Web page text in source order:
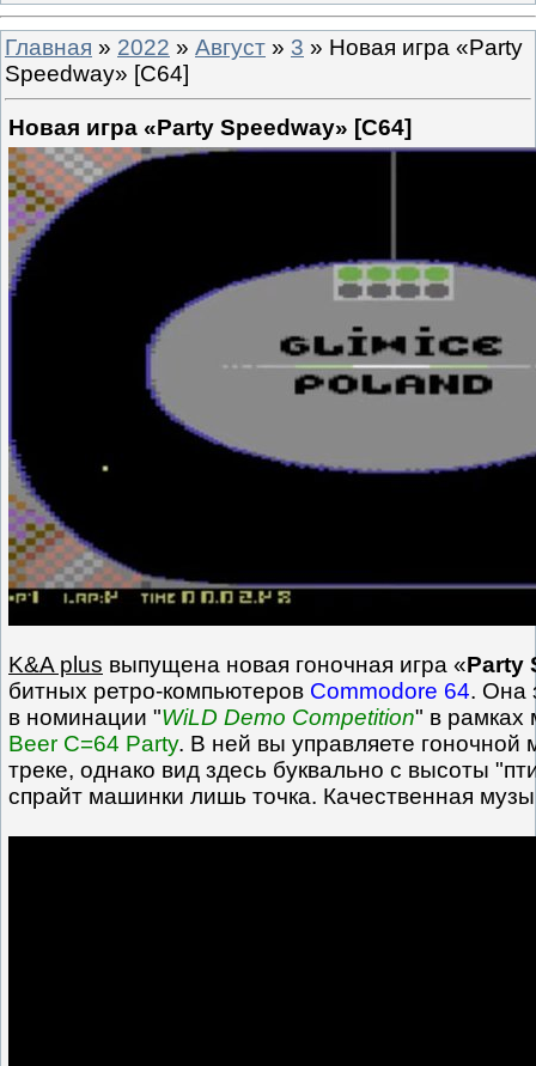
Главная » 2022 » Август » 3 » Новая игра «Party
Speedway» [C64]
Новая игра «Party Speedway» [C64]
K&A plus выпущена новая гоночная игра «Party
битных ретро-компьютеров Commodore 64. Она
в номинации "WiLD Demo Competition" в рамках
Beer C=64 Party. В ней вы управляете
треке, однако вид здесь буквально с высоты
спрайт машинки лишь точка. Качественная